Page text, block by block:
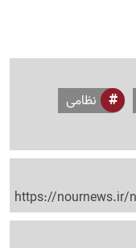
نظامی
https://nournews.ir/